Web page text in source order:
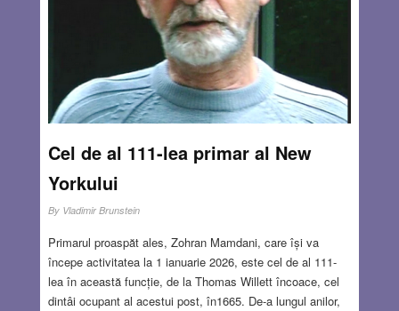
Cel de al 111-lea primar al New
Yorkului
By Vladimir Brunstein
Primarul proaspăt ales, Zohran Mamdani, care își va
începe activitatea la 1 ianuarie 2026, este cel de al 111-
lea în această funcție, de la Thomas Willett încoace, cel
dintâi ocupant al acestui post, în1665. De-a lungul anilor,